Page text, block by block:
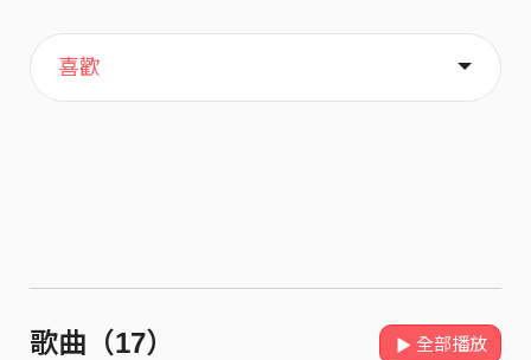
主頁
歌單
喜歡
關於
歌曲（17） 全部播放